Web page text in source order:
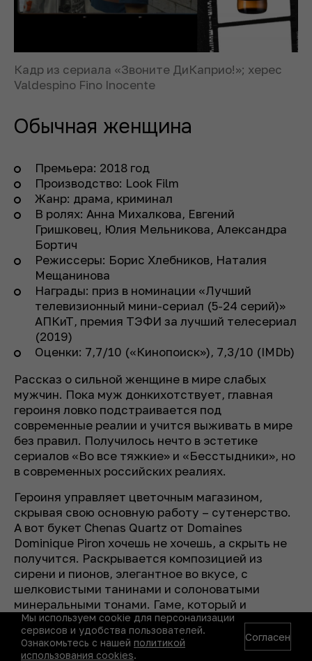
Кадр из сериала «Звоните ДиКаприо!»; херес
Valdespino Fino Inocente
Обычная женщина
Премьера: 2018 год
Производство: Look Film
Жанр: драма, криминал
В ролях: Анна Михалкова, Евгений
Гришковец, Юлия Мельникова, Александра
Бортич
Режиссеры: Борис Хлебников, Наталия
Мещанинова
Награды: приз в номинации «Лучший
телевизионный мини-сериал (5-24 серий)»
АПКиТ, премия ТЭФИ за лучший телесериал
(2019)
Оценки: 7,7/10 («Кинопоиск»), 7,3/10 (IMDb)
Рассказ о сильной женщине в мире слабых
мужчин. Пока муж донкихотствует, главная
героиня ловко подстраивается под
современные реалии и учится выживать в мире
без правил. Получилось нечто в эстетике
сериалов «Во все тяжкие» и «Бесстыдники», но
в современных российских реалиях.
Героиня управляет цветочным магазином,
скрывая свою основную работу – сутенерство.
А вот букет Chenas Quartz от Domaines
Dominique Piron хочешь не хочешь, а скрыть не
получится. Раскрывается композицией из
сирени и пионов, элегантное во вкусе, с
шелковистыми танинами и солоноватыми
минеральными тонами. Гаме, который и
выкорчевывали, и задвигали на вторые роли, за
последние годы превратился из утенка в
прекрасного лебедя – виноделы наконец-то
Мы используем cookie для персонализации
сервисов и удобства пользователей.
Ознакомьтесь с нашей политикой
использования cookies.
Согласен